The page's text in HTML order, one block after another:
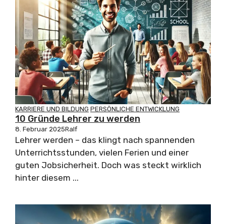
KARRIERE UND BILDUNG PERSÖNLICHE ENTWICKLUNG
10 Gründe Lehrer zu werden
8. Februar 2025Ralf
Lehrer werden – das klingt nach spannenden
Unterrichtsstunden, vielen Ferien und einer
guten Jobsicherheit. Doch was steckt wirklich
hinter diesem ...